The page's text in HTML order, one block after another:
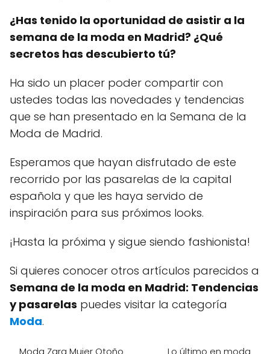
¿Has tenido la oportunidad de asistir a la
semana de la moda en Madrid? ¿Qué
secretos has descubierto tú?
Ha sido un placer poder compartir con
ustedes todas las novedades y tendencias
que se han presentado en la Semana de la
Moda de Madrid.
Esperamos que hayan disfrutado de este
recorrido por las pasarelas de la capital
española y que les haya servido de
inspiración para sus próximos looks.
¡Hasta la próxima y sigue siendo fashionista!
Si quieres conocer otros artículos parecidos a
Semana de la moda en Madrid: Tendencias
y pasarelas puedes visitar la categoría
Moda.